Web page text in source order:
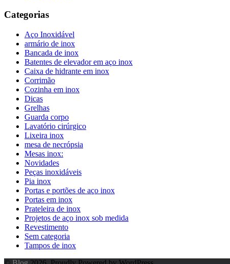
Categorias
Aço Inoxidável
armário de inox
Bancada de inox
Batentes de elevador em aço inox
Caixa de hidrante em inox
Corrimão
Cozinha em inox
Dicas
Grelhas
Guarda corpo
Lavatório cirúrgico
Lixeira inox
mesa de necrópsia
Mesas inox:
Novidades
Peças inoxidáveis
Pia inox
Portas e portões de aço inox
Portas em inox
Prateleira de inox
Projetos de aço inox sob medida
Revestimento
Sem categoria
Tampos de inox